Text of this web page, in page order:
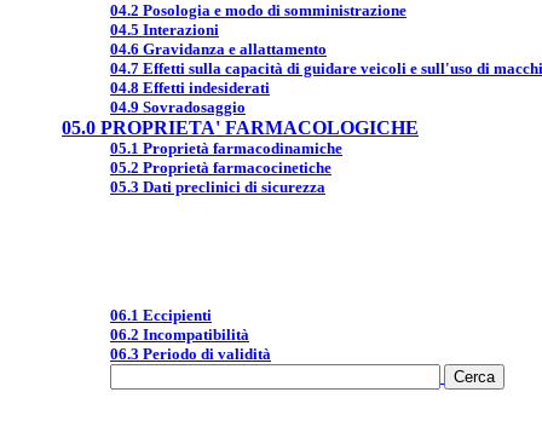
04.2 Posologia e modo di somministrazione
04.5 Interazioni
04.6 Gravidanza e allattamento
04.7 Effetti sulla capacità di guidare veicoli e sull'uso di
04.8 Effetti indesiderati
04.9 Sovradosaggio
05.0 PROPRIETA' FARMACOLOGICHE
05.1 Proprietà farmacodinamiche
05.2 Proprietà farmacocinetiche
05.3 Dati preclinici di sicurezza
06.1 Eccipienti
06.2 Incompatibilità
06.3 Periodo di validità